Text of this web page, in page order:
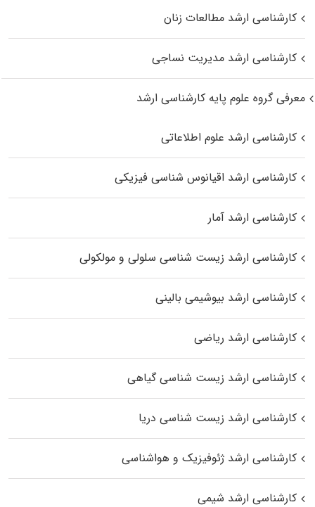
کارشناسی ارشد مطالعات زنان
کارشناسی ارشد مدیریت نساجی
معرفی گروه علوم پایه کارشناسی ارشد
کارشناسی ارشد علوم اطلاعاتی
کارشناسی ارشد اقیانوس‌ شناسی فیزیکی
کارشناسی ارشد آمار
کارشناسی ارشد زیست شناسی سلولی و مولکولی
کارشناسی ارشد بیوشیمی بالینی
کارشناسی ارشد ریاضی
کارشناسی ارشد زیست‌ شناسی گیاهی
کارشناسی ارشد زیست‌ شناسی دریا
کارشناسی ارشد ژئوفیزیک و هواشناسی
کارشناسی ارشد شیمی